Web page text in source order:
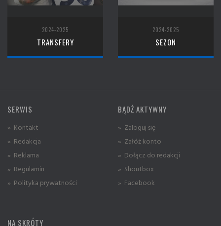
2024-2025
TRANSFERY
2024-2025
SEZON
SERWIS
» Kontakt
» Redakcja
» Reklama
» Regulamin
» Polityka prywatności
BĄDŹ AKTYWNY
» Zaloguj się
» Załóż konto
» Dołącz do redakcji
» Shoutbox
» Facebook
NA SKRÓTY